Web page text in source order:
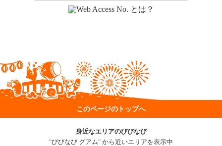
このページのトップへ
身近なエリアのびびなび
"びびなび グアム" から近いエリアを表示中